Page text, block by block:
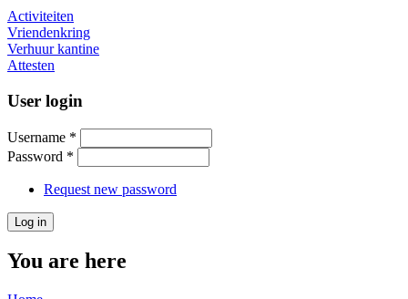
Activiteiten
Vriendenkring
Verhuur kantine
Attesten
User login
Username *
Password *
Request new password
You are here